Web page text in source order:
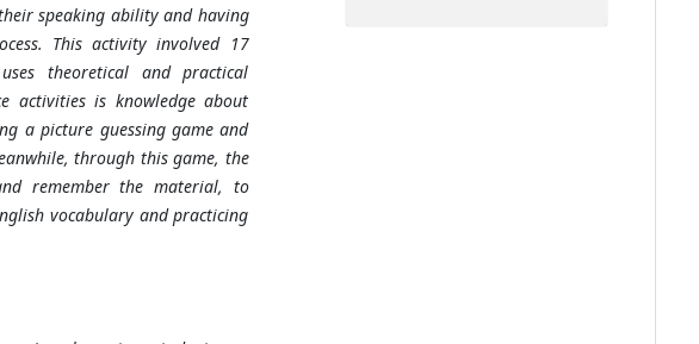
speaking ability and having
This activity involved 17
theoretical and practical
activities is knowledge about
a picture guessing game and
through this game, the
remember the material, to
vocabulary and practicing